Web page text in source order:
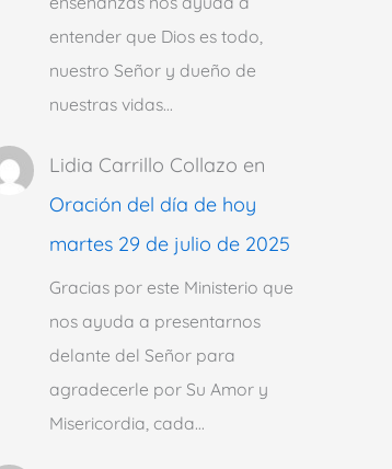
entender que Dios es todo,
nuestro Señor y dueño de
nuestras vidas…
Lidia Carrillo Collazo en
Oración del día de hoy
martes 29 de julio de 2025
Gracias por este Ministerio que
nos ayuda a presentarnos
delante del Señor para
agradecerle por Su Amor y
Misericordia, cada…